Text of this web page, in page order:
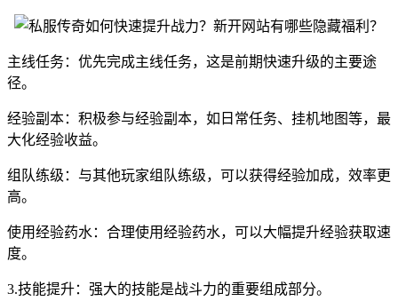
主线任务：优先完成主线任务，这是前期快速升级的主要途
径。
经验副本：积极参与经验副本，如日常任务、挂机地图等，最
大化经验收益。
组队练级：与其他玩家组队练级，可以获得经验加成，效率更
高。
使用经验药水：合理使用经验药水，可以大幅提升经验获取速
度。
3.技能提升：强大的技能是战斗力的重要组成部分。